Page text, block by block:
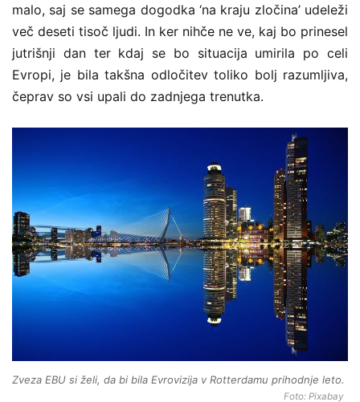
malo, saj se samega dogodka ‘na kraju zločina’ udeleži
več deseti tisoč ljudi. In ker nihče ne ve, kaj bo prinesel
jutrišnji dan ter kdaj se bo situacija umirila po celi
Evropi, je bila takšna odločitev toliko bolj razumljiva,
čeprav so vsi upali do zadnjega trenutka.
Zveza EBU si želi, da bi bila Evrovizija v Rotterdamu prihodnje leto.
Foto: Pixabay